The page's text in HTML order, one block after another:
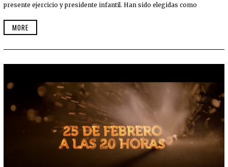
presente ejercicio y presidente infantil. Han sido elegidas como
MORE